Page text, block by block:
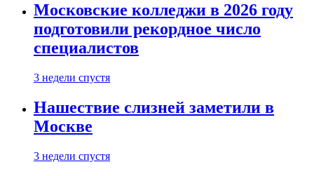
Московские колледжи в 2026 году
подготовили рекордное число
специалистов
3 недели спустя
Нашествие слизней заметили в
Москве
3 недели спустя